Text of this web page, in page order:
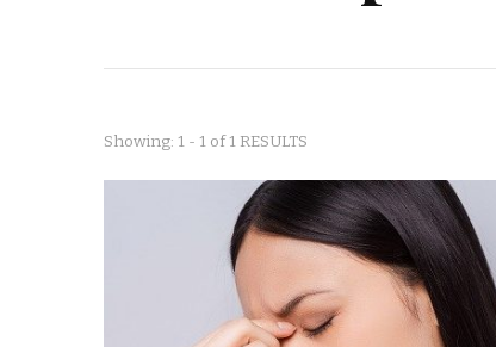
Showing: 1 - 1 of 1 RESULTS